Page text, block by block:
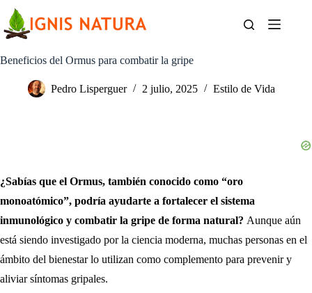
contenido
Beneficios del Ormus para combatir la gripe
Pedro Lisperguer 2 julio, 2025 Estilo de Vida
¿Sabías que el Ormus, también conocido como “oro
monoatómico”, podría ayudarte a fortalecer el sistema
inmunológico y combatir la gripe de forma natural? Aunque aún
está siendo investigado por la ciencia moderna, muchas personas en el
ámbito del bienestar lo utilizan como complemento para prevenir y
aliviar síntomas gripales.